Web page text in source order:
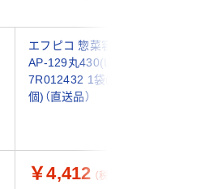
エフピコ 惣菜容器
AP-129丸430(L) 本体
7R012432 1袋(100
個)（直送品）
￥4,412 （税込）